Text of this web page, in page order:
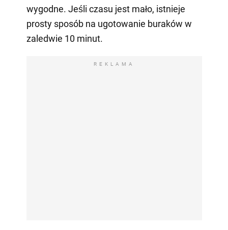
wygodne. Jeśli czasu jest mało, istnieje
prosty sposób na ugotowanie buraków w
zaledwie 10 minut.
REKLAMA